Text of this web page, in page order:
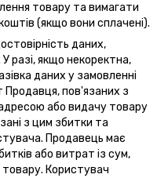
товару та вимагати
(якщо вони сплачені).
даних,
разі, якщо некоректна,
даних у замовленні
пов'язаних з
або видачу товару
з цим збитки та
Продавець має
або витрат із сум,
Користувач